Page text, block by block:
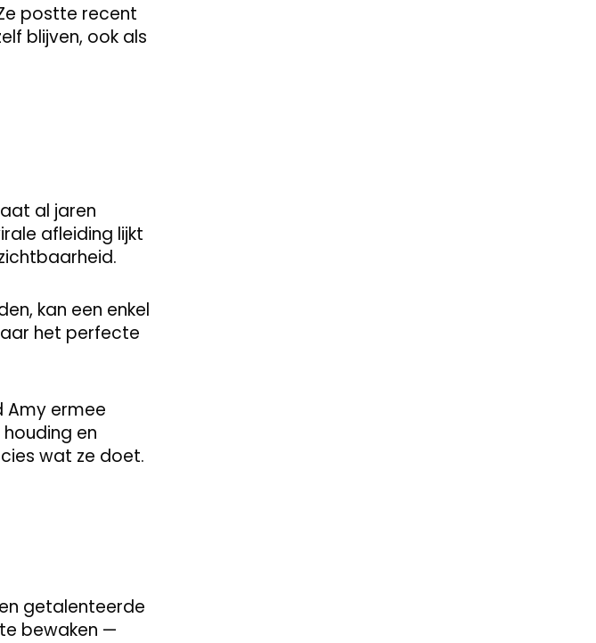
postte recent
blijven, ook als
al jaren
afleiding lijkt
kan een enkel
het perfecte
Amy ermee
en
wat ze doet.
getalenteerde
bewaken —